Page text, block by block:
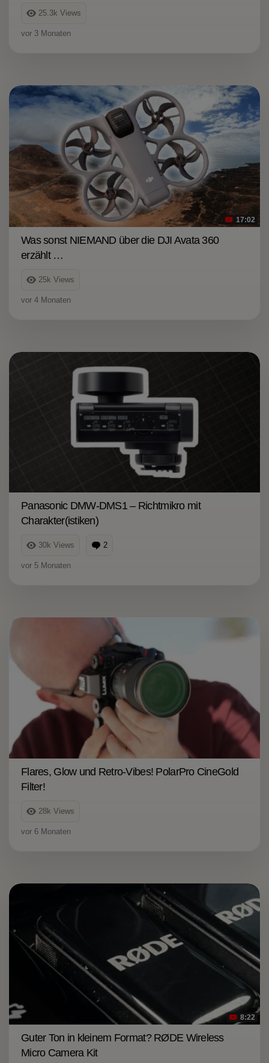
25.3k Views
vor 3 Monaten
17:02
25k Views
Was sonst NIEMAND über die DJI Avata 360
erzählt …
vor 4 Monaten
30k Views 2
Panasonic DMW-DMS1 – Richtmikro mit
Charakter(istiken)
vor 5 Monaten
28k Views
Flares, Glow und Retro-Vibes! PolarPro CineGold
Filter!
vor 6 Monaten
8:22
Guter Ton in kleinem Format? RØDE Wireless
Micro Camera Kit